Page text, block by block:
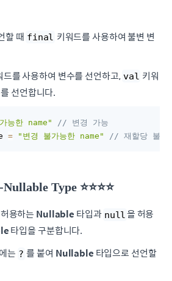
할 때 final 키워드를 사용하여 불변 변
드를 사용하여 변수를 선언하고, val 키워
선언합니다.
능한 name"
// 변경 가능
= "변경 불가능한 name" // 재할당 불가
Type ⭐️⭐️⭐️⭐️
용하는 Nullable 타입과 null 을 허용
타입을 구분합니다.
는 ? 를 붙여 Nullable 타입으로 선언할